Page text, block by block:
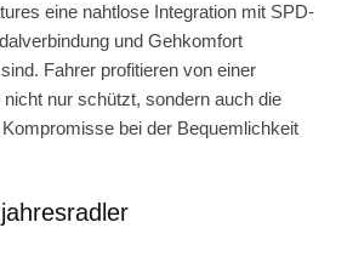
eine nahtlose Integration mit SPD-
und Gehkomfort
Fahrer profitieren von einer
nur schützt, sondern auch die
bei der Bequemlichkeit